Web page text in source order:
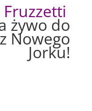
żywo do
Nowego
Jorku!